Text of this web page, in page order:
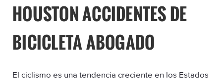
HOUSTON ACCIDENTES DE
BICICLETA ABOGADO
El ciclismo es una tendencia creciente en los Estados